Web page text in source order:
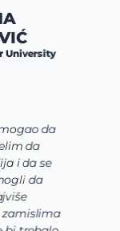
da
se